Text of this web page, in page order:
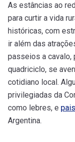
As estâncias ao
para curtir a vida
históricas, com
ir além das
passeios a cavalo,
quadriciclo, se
cotidiano local.
privilegiadas da
como lebres, e
Argentina.